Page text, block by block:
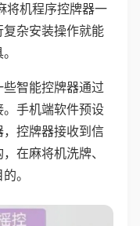
将机程序控牌器一
杂安装操作就能
智能控牌器通过
手机端软件预设
控牌器接收到信
在麻将机洗牌、
。